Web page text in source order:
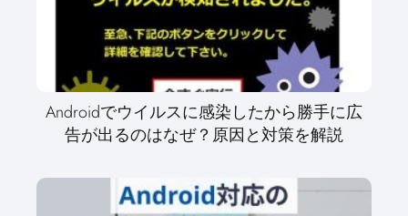
Androidでウイルスに感染したから勝手に広
告が出るのはなぜ？原因と対策を解説